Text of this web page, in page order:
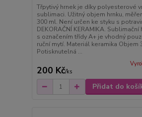
Třpytivý hrnek je díky polyesterové
sublimaci. Užitný objem hrnku,
300 ml. Není určen ke styku s
DEKORAČNÍ KERAMIKA. Sublimační
s označením třídy A+ je vhodný
ruční mytí. Materiál keramika Objem
Potisknutelná ...
200 Kč/ks
Přidat do